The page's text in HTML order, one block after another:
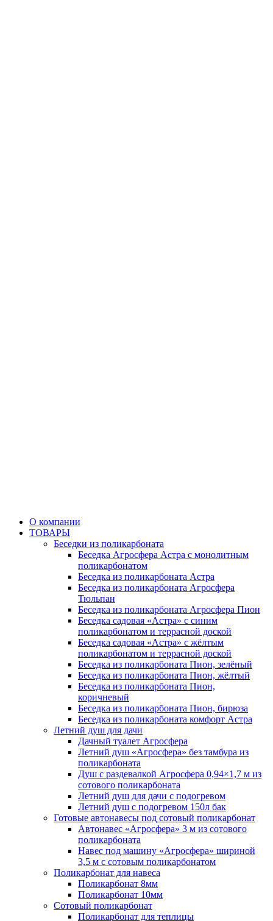
О компании
ТОВАРЫ
Беседки из поликарбоната
Беседка Агросфера Астра с монолитным
поликарбонатом
Беседка из поликарбоната Астра
Беседка из поликарбоната Агросфера
Тюльпан
Беседка из поликарбоната Агросфера Пион
Беседка садовая «Астра» с синим
поликарбонатом и террасной доской
Беседка садовая «Астра» с жёлтым
поликарбонатом и террасной доской
Беседка из поликарбоната Пион, зелёный
Беседка из поликарбоната Пион, жёлтый
Беседка из поликарбоната Пион,
коричневый
Беседка из поликарбоната Пион, бирюза
Беседка из поликарбоната комфорт Астра
Летний душ для дачи
Дачный туалет Агросфера
Летний душ «Агросфера» без тамбура из
поликарбоната
Душ с раздевалкой Агросфера 0,94×1,7 м из
сотового поликарбоната
Летний душ для дачи с подогревом
Летний душ с подогревом 150л бак
Готовые автонавесы под сотовый поликарбонат
Автонавес «Агросфера» 3 м из сотового
поликарбоната
Навес под машину «Агросфера» шириной
3,5 м с сотовым поликарбонатом
Поликарбонат для навеса
Поликарбонат 8мм
Поликарбонат 10мм
Сотовый поликарбонат
Поликарбонат для теплицы